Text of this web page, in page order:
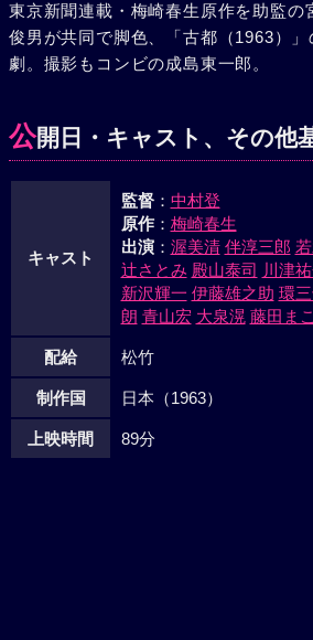
の監視役を頼まれた陣太郎は彼女の隣
ともあろうに二人の間に愛情が芽生え
ず三吉は陣太郎を松平家の御曹子と信
た。塙女史が陣太郎は徳川家と無関係
てきたので烈火の如く怒った三吉達が
書であった。その頃、陣太郎と真知子
プルは新婚旅行のタクシーに乗込んで
東京新聞連載・梅崎春生原作を助監の
俊男が共同で脚色、「古都（1963）
劇。撮影もコンビの成島東一郎。
公開日・キャスト、その他
キャスト
監督： 中村登
原作： 梅崎春生
出演： 渥美清 伴淳三郎
辻さとみ 殿山泰司 川津
新沢輝一 伊藤雄之助 環
朗 青山宏 大泉滉 藤田ま
配給 松竹
制作国 日本（1963）
上映時間 89分